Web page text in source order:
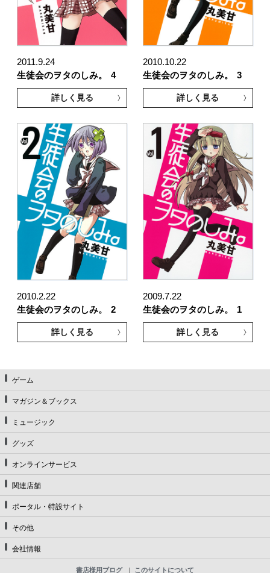
2011.9.24
生徒会のヲタのしみ。
4
詳しく見る
2010.10.22
生徒会のヲタのしみ。
3
詳しく見る
2010.2.22
生徒会のヲタのしみ。
2
詳しく見る
2009.7.22
生徒会のヲタのしみ。
1
詳しく見る
ゲーム
マガジン＆ブックス
ミュージック
グッズ
オンラインサービス
関連店舗
ポータル・特設サイト
その他
会社情報
書店様用ブログ このサイトについて